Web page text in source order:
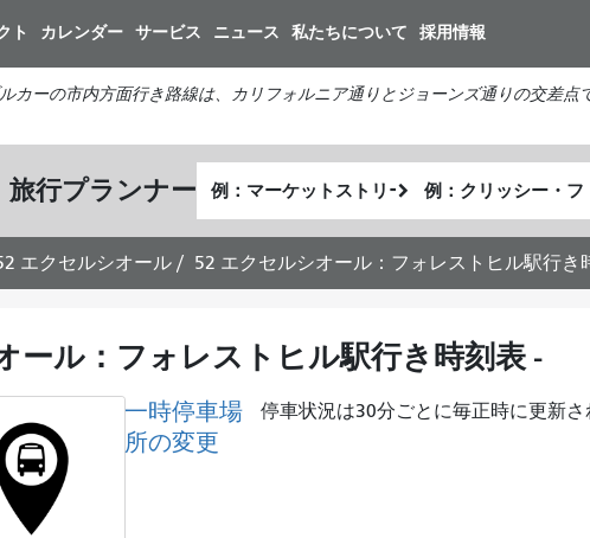
イ
ン
コ
テ
ン
ツ
に
移
ト カレンダー サービス ニュース 私たちについて 採用情報
カーの市内方面行き路線は、カリフォルニア通りとジョーンズ通りの交差
旅行プランナー 出
発
地
点
終
了
地
点
が
ど
の
旅
エクセルシオール 52 エクセルシオール：フォレストヒル駅行き
ール：フォレストヒル駅行き時刻表 -
一時停車場
所の変更
停車状況は30分ごとに毎正時に更新さ